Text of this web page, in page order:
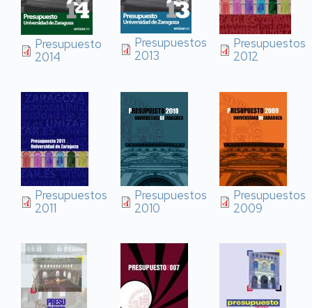
Presupuesto
2014
Presupuestos
2013
Presupuestos
2012
Presupuestos
2011
Presupuestos
2010
Presupuestos
2009